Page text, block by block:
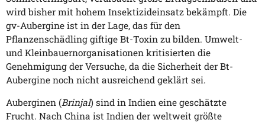
wird bisher mit hohem Insektizideinsatz bekämpft. Die
gv-Aubergine ist in der Lage, das für den
Pflanzenschädling giftige Bt-Toxin zu bilden. Umwelt-
und Kleinbauernorganisationen kritisierten die
Genehmigung der Versuche, da die Sicherheit der Bt-
Aubergine noch nicht ausreichend geklärt sei.
Auberginen (Brinjal) sind in Indien eine geschätzte
Frucht. Nach China ist Indien der weltweit größte